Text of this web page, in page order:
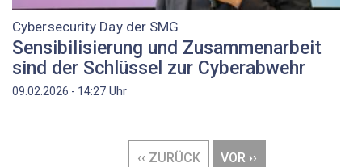
Cybersecurity Day der SMG
Sensibilisierung und Zusammenarbeit
sind der Schlüssel zur Cyberabwehr
09.02.2026 - 14:27 Uhr
VORHERIGE
‹‹ ZURÜCK
NÄCHSTE
VOR ››